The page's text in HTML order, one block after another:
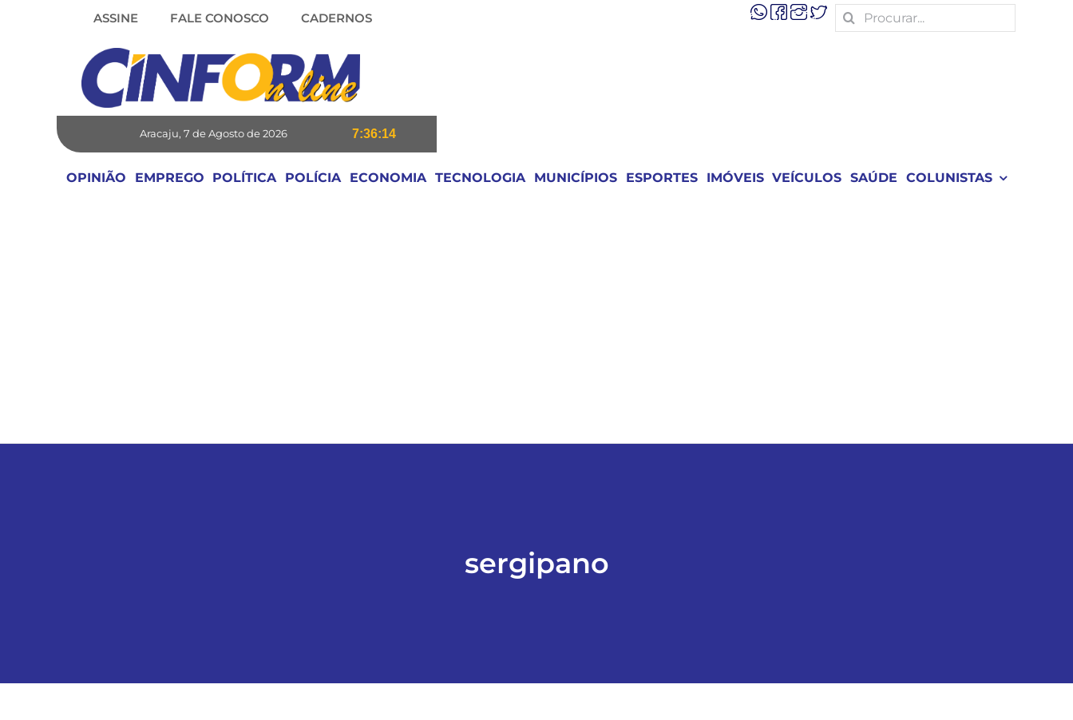
ASSINE FALE CONOSCO CADERNOS
Search
for:
Aracaju, 7 de Agosto de 2026 7:36:15
OPINIÃO EMPREGO POLÍTICA POLÍCIA ECONOMIA TECNOLOGIA MUNICÍPIOS ESPORTES IMÓVEIS VEÍCULOS SAÚDE COLUNISTAS
sergipano